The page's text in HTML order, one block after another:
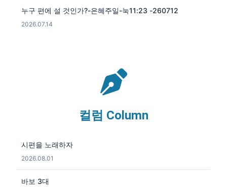
누구 편에 설 것인가?-은혜주일-눅11:23 -260712
2026.07.14
컬럼 Column
시편을 노래하자
2026.08.01
바보 3대